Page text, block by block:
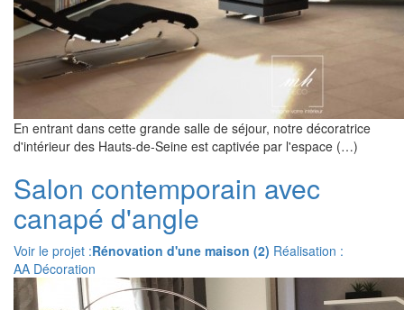
En entrant dans cette grande salle de séjour, notre décoratrice
d'intérieur des Hauts-de-Seine est captivée par l'espace (…)
Salon contemporain avec
canapé d'angle
Voir le projet :Rénovation d'une maison (2) Réalisation :
AA Décoration